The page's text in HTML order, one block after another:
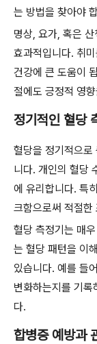
는 방법을 찾아야
명상, 요가, 혹은
효과적입니다. 취
건강에 큰 도움이
절에도 긍정적 영
정기적인 혈당
혈당을 정기적으로
니다. 개인의 혈당
에 유리합니다. 특
크함으로써 적절한
혈당 측정기는 매
는 혈당 패턴을 이
있습니다. 예를 들
변화하는지를 기록
다.
합병증 예방과